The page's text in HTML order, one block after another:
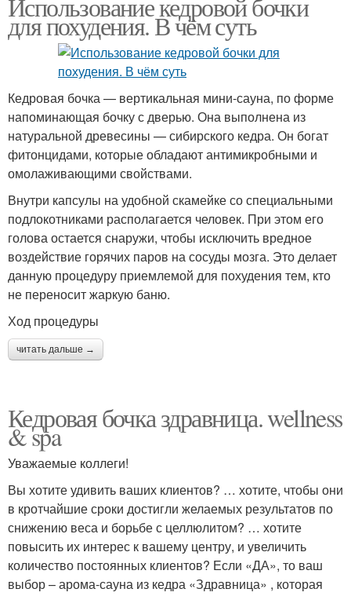
Использование кедровой бочки
для похудения. В чём суть
Кедровая бочка — вертикальная мини-сауна, по форме
напоминающая бочку с дверью. Она выполнена из
натуральной древесины — сибирского кедра. Он богат
фитонцидами, которые обладают антимикробными и
омолаживающими свойствами.
Внутри капсулы на удобной скамейке со специальными
подлокотниками располагается человек. При этом его
голова остается снаружи, чтобы исключить вредное
воздействие горячих паров на сосуды мозга. Это делает
данную процедуру приемлемой для похудения тем, кто
не переносит жаркую баню.
Ход процедуры
читать дальше →
Кедровая бочка здравница. wellness
& spa
Уважаемые коллеги!
Вы хотите удивить ваших клиентов? … хотите, чтобы они
в кротчайшие сроки достигли желаемых результатов по
снижению веса и борьбе с целлюлитом? … хотите
повысить их интерес к вашему центру, и увеличить
количество постоянных клиентов? Если «ДА», то ваш
выбор – арома-сауна из кедра «Здравница» , которая